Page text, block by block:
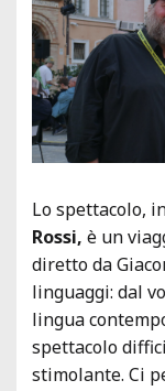
Lo spettacolo,
Rossi, è un
diretto da
linguaggi: dal
lingua
spettacolo
stimolante. Ci